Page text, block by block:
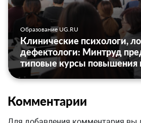
Образование UG.RU
Клинические психологи,
дефектологи: Минтруд
типовые курсы повышения
Комментарии